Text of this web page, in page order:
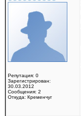
Репутация: 0
Зарегистрирован:
30.03.2012
Сообщения: 2
Откуда: Кременчуг